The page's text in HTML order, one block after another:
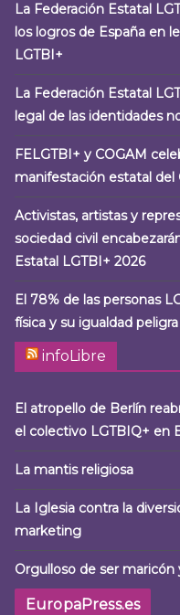
La Federación Estatal
los logros de España en
LGTBI+
La Federación Estatal
legal de las identidades
FELGTBI+ y COGAM
manifestación estatal del
Activistas, artistas y
sociedad civil
Estatal LGTBI+ 2026
El 78% de las personas
física y su igualdad
infoLibre
El atropello de Berlín
el colectivo LGTBIQ+ en
La mantis religiosa
La Iglesia contra la
marketing
Orgulloso de ser maricón
EuropaPress.es